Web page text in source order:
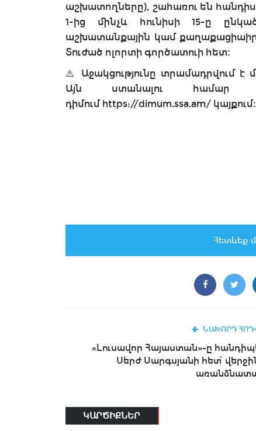
աշխատողները), շահառու են
1-ից մինչև հունիսի 15-ը
աշխատանքային կամ
Տուժած ոլորտի գործատուի հետ։
⚠️ Աջակցությունը տրամադրվում
Այն ստանալու համար
դիմում https://dimum.ssa.am/ կայքում։
Հետևեք
ՆԱԽՈՐԴ
«Լուսավոր Հայաստան»-ը
Սերժ Սարգսյանի հետ՝
ԿԱՐԾԻՔՆԵՐ